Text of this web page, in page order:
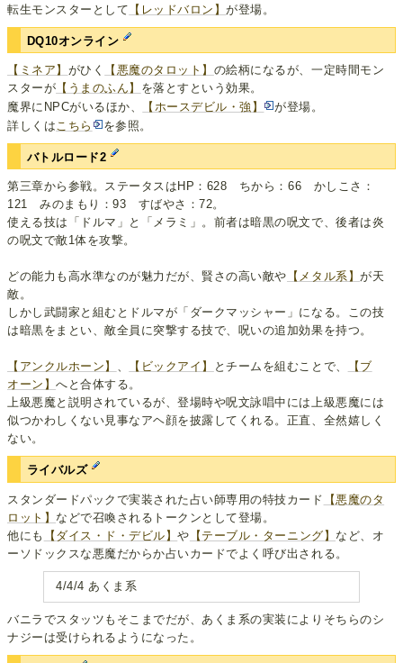
転生モンスターとして 【レッドバロン】が登場。
DQ10オンライン
【ミネア】 がひく 【悪魔のタロット】 の絵柄になるが、一定時間モン
スターが 【うまのふん】 を落とすという効果。
魔界にNPCがいるほか、
【ホースデビル・強】
が登場。
詳しくは こちら を参照。
バトルロード2
第三章から参戦。ステータスはHP：628 ちから：66 かしこさ：
121 みのまもり：93 すばやさ：72。
使える技は「ドルマ」と「メラミ」。前者は暗黒の呪文で、後者は炎
の呪文で敵1体を攻撃。
どの能力も高水準なのが魅力だが、賢さの高い敵や 【メタル系】が天
敵。
しかし武闘家と組むとドルマが「ダークマッシャー」になる。この技
は暗黒をまとい、敵全員に突撃する技で、呪いの追加効果を持つ。
【アンクルホーン】 、 【ビックアイ】 とチームを組むことで、
【ブ
オーン】へと合体する。
上級悪魔と説明されているが、登場時や呪文詠唱中には上級悪魔には
似つかわしくない見事なアヘ顔を披露してくれる。正直、全然嬉しく
ない。
ライバルズ
スタンダードパックで実装された占い師専用の特技カード
【悪魔のタ
ロット】 などで召喚されるトークンとして登場。
他にも
【ダイス・ド・デビル】や 【テーブル・ターニング】 など、オ
ーソドックスな悪魔だからか占いカードでよく呼び出される。
4/4/4 あくま系
バニラでスタッツもそこまでだが、あくま系の実装によりそちらのシ
ナジーは受けられるようになった。